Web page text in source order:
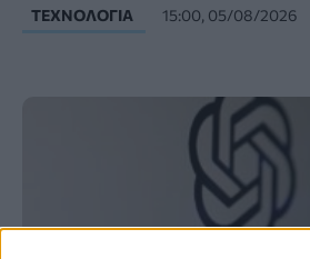
ΤΕΧΝΟΛΟΓΊΑ 15:00, 05/08/2026